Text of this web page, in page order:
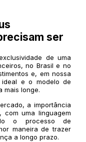
ser
de uma
no Brasil e no
e, em nossa
e o modelo de
mais longe.
a importância
uma linguagem
o processo de
maneira de trazer
a longo prazo.